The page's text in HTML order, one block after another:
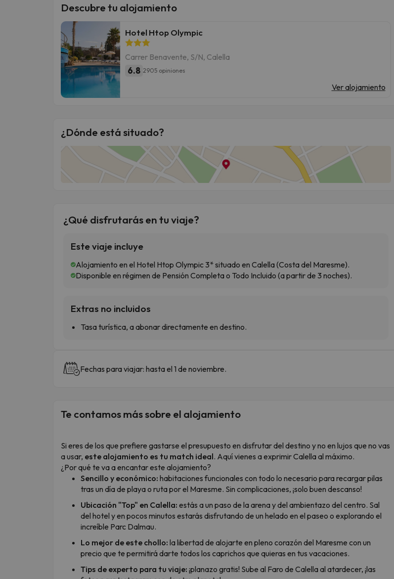
Descubre tu alojamiento
Hotel Htop Olympic
Carrer Benavente, S/N, Calella
6.8 2905 opiniones
Ver alojamiento
¿Dónde está situado?
¿Qué disfrutarás en tu viaje?
Este viaje incluye
Alojamiento en el Hotel Htop Olympic 3* situado en Calella (Costa del Maresme).
Disponible en régimen de Pensión Completa o Todo Incluido (a partir de 3 noches).
Extras no incluidos
Tasa turística, a abonar directamente en destino.
Fechas para viajar: hasta el 1 de noviembre.
Te contamos más sobre el alojamiento
Si eres de los que prefiere gastarse el presupuesto en disfrutar del destino y no en lujos que no vas
a usar, este alojamiento es tu match ideal. Aquí vienes a exprimir Calella al máximo.
¿Por qué te va a encantar este alojamiento?
Sencillo y económico: habitaciones funcionales con todo lo necesario para recargar pilas
tras un día de playa o ruta por el Maresme. Sin complicaciones, ¡solo buen descanso!
Ubicación "Top" en Calella: estás a un paso de la arena y del ambientazo del centro. Sal
del hotel y en pocos minutos estarás disfrutando de un helado en el paseo o explorando el
increíble Parc Dalmau.
Lo mejor de este chollo: la libertad de alojarte en pleno corazón del Maresme con un
precio que te permitirá darte todos los caprichos que quieras en tus vacaciones.
Tips de experto para tu viaje: ¡planazo gratis! Sube al Faro de Calella al atardecer, ¡las